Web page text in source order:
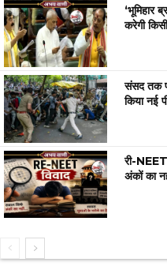
‘भूमिहार
करेगी
संसद तक
किया नई
री-
अंकों का